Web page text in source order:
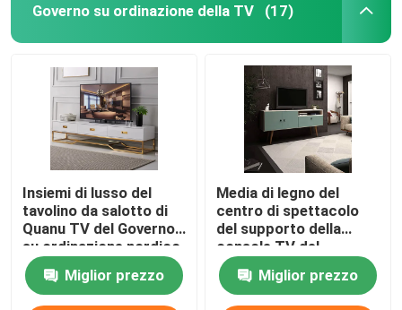
Governo su ordinazione della TV (17)
Insiemi di lusso del
tavolino da salotto di
Quanu TV del Governo
su ordinazione nordico
del MDF
Miglior prezzo
Media di legno del
centro di spettacolo
del supporto della
console TV del
Governo su ordinazione
d'annata semplice della
TV
Miglior prezzo